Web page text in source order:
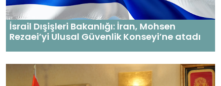
İsrail Dışişleri Bakanlığı: İran, Mohsen
Rezaei’yi Ulusal Güvenlik Konseyi’ne atadı